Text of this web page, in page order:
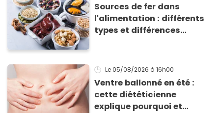
Sources de fer dans
l'alimentation : différents
types et différences
Le 05/08/2026 à 16h00
Ventre ballonné en été :
cette diététicienne
explique pourquoi et